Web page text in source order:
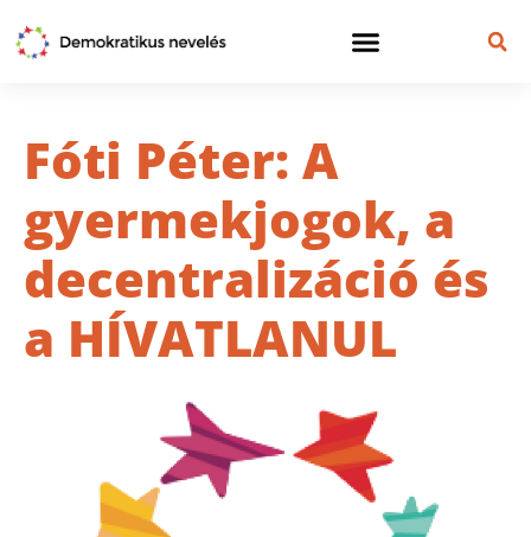
Fóti Péter: A
gyermekjogok, a
decentralizáció és
a HÍVATLANUL